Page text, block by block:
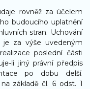
rovněž za účelem
budoucího uplatnění
stran. Uchování
je za výše uvedeným
poslední části
li jiný právní předpis
po dobu delší.
základě čl. 6 odst. 1